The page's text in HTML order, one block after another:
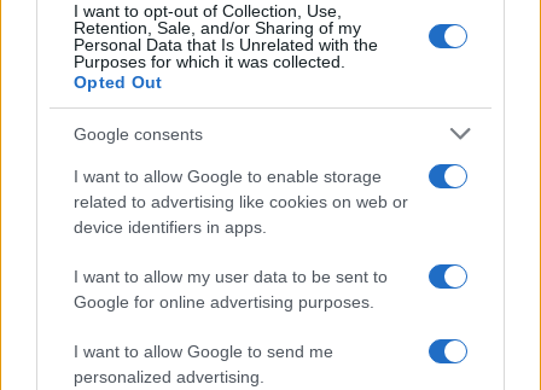
I want to opt-out of Collection, Use,
Retention, Sale, and/or Sharing of my
Personal Data that Is Unrelated with the
Purposes for which it was collected.
Opted Out
Google consents
I want to allow Google to enable storage
related to advertising like cookies on web or
device identifiers in apps.
I want to allow my user data to be sent to
Google for online advertising purposes.
I want to allow Google to send me
personalized advertising.
Condividi l'articolo
F
a
ce
b
o
o
k
T
w
it
te
r
n
te
re
st
at
s
A
p
p
a
re
Articolo precedente
Prossimo articolo
NOTIZIE RECENTI
Controlli rafforzati in Costa Smeralda, 20